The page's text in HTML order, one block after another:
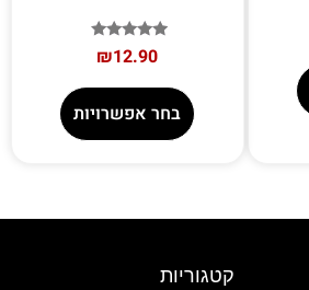
דורג
5.00
₪12.90
בחר אפשרויות
קטגוריות